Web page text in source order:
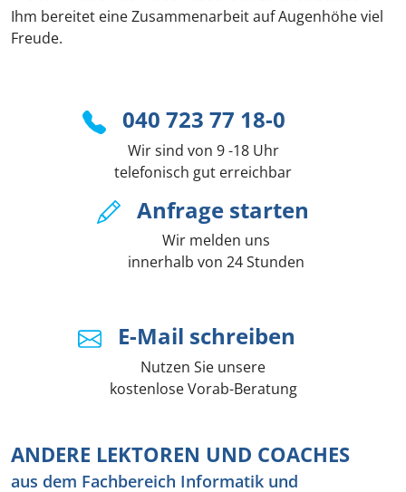
Ihm bereitet eine Zusammenarbeit auf Augenhöhe viel
Freude.
040 723 77 18-0
Wir sind von 9 -18 Uhr
telefonisch gut erreichbar
Anfrage starten
Wir melden uns
innerhalb von 24 Stunden
E-Mail schreiben
Nutzen Sie unsere
kostenlose Vorab-Beratung
ANDERE LEKTOREN UND COACHES
aus dem Fachbereich Informatik und